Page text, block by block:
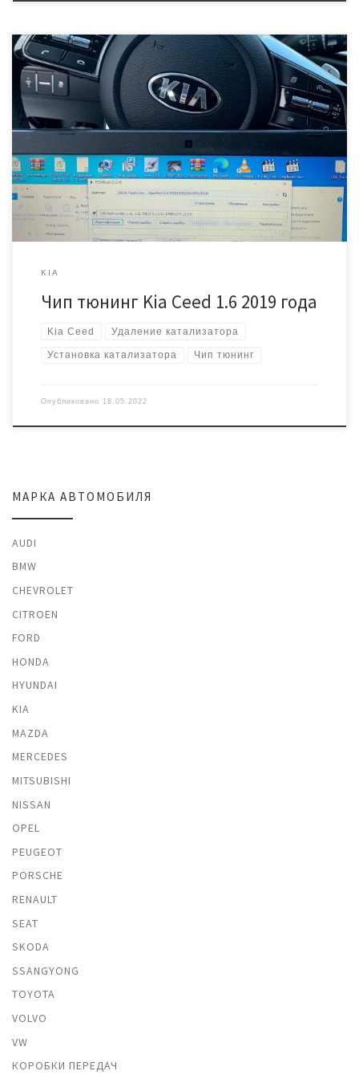
На данном автомобиле стоит ЭБУ Bosch MEG 17.9.21 с
идентификаторами GACD-HS66QSC2C00 Задача заключалась в
том, что бы заменить повредившийся штатный катализатор на
универсальный металлический, подробнее про замену можно
почитать тут: https://automaster71.ru/remont-avtomobilej/zamena-
katalizatora-kia-ceed-2019-goda/ Многим уже известно, что именно
Ceed этих годов, не делается через диагностический разъем,
поэтому блок пришлось снять, но вскрывать […]
KIA
Чип тюнинг Kia Ceed 1.6 2019 года
Kia Ceed Удаление катализатора
Установка катализатора Чип тюнинг
Опубликовано 18.05.2022
МАРКА АВТОМОБИЛЯ
AUDI
BMW
CHEVROLET
CITROEN
FORD
HONDA
HYUNDAI
KIA
MAZDA
MERCEDES
MITSUBISHI
NISSAN
OPEL
PEUGEOT
PORSCHE
RENAULT
SEAT
SKODA
SSANGYONG
TOYOTA
VOLVO
VW
КОРОБКИ ПЕРЕДАЧ